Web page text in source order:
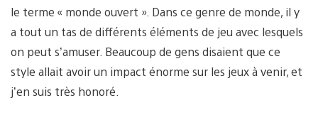
le terme « monde ouvert ». Dans ce genre de monde, il y
a tout un tas de différents éléments de jeu avec lesquels
on peut s’amuser. Beaucoup de gens disaient que ce
style allait avoir un impact énorme sur les jeux à venir, et
j’en suis très honoré.